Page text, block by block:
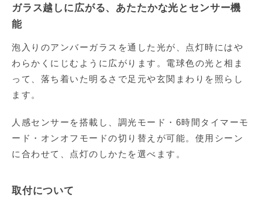
ガラス越しに広がる、あたたかな光とセンサー機
能
泡入りのアンバーガラスを通した光が、点灯時にはや
わらかくにじむように広がります。電球色の光と相ま
って、落ち着いた明るさで足元や玄関まわりを照らし
ます。
人感センサーを搭載し、調光モード・6時間タイマーモ
ード・オンオフモードの切り替えが可能。使用シーン
に合わせて、点灯のしかたを選べます。
取付について